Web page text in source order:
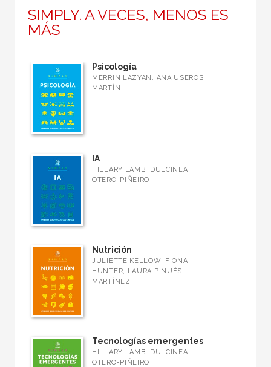
SIMPLY. A VECES, MENOS ES
MÁS
Psicología
MERRIN LAZYAN, ANA USEROS
MARTÍN
IA
HILLARY LAMB, DULCINEA
OTERO-PIÑEIRO
Nutrición
JULIETTE KELLOW, FIONA
HUNTER, LAURA PINUÉS
MARTÍNEZ
Tecnologías emergentes
HILLARY LAMB, DULCINEA
OTERO-PIÑEIRO